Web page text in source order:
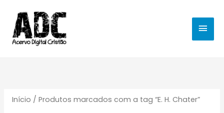
para
conteúdo
Início / Produtos marcados com a tag “E. H. Chater”